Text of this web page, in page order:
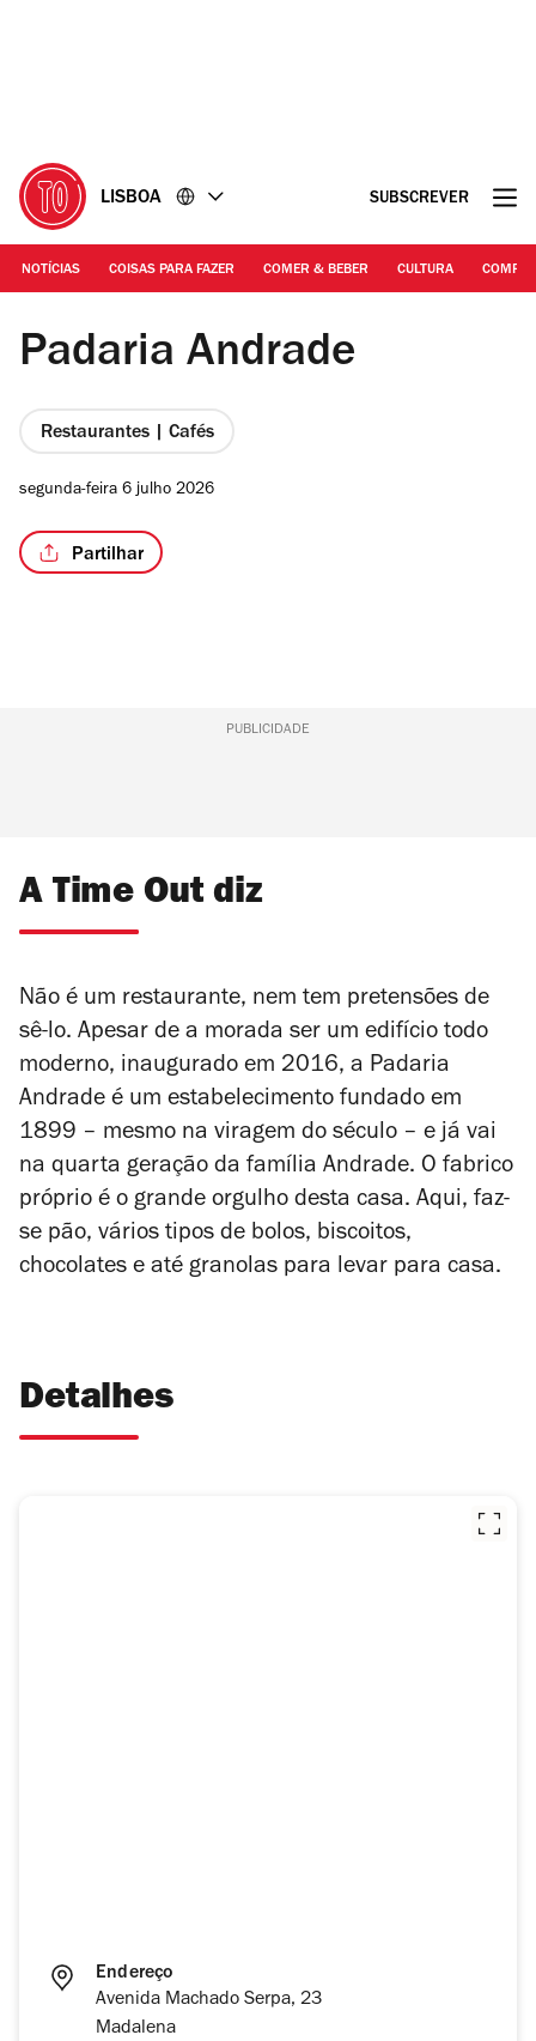
LISBOA SUBSCREVER
NOTÍCIAS COISAS PARA FAZER COMER & BEBER CULTURA
DR | Padaria Andrade
Padaria Andrade
Restaurantes | Cafés
segunda-feira 6 julho 2026
Partilhar
PUBLICIDADE
A Time Out diz
Não é um restaurante, nem tem pretensões de
sê-lo. Apesar de a morada ser um edifício todo
moderno, inaugurado em 2016, a Padaria
Andrade é um estabelecimento fundado em
1899 – mesmo na viragem do século – e já vai
na quarta geração da família Andrade. O fabrico
próprio é o grande orgulho desta casa. Aqui, faz-
se pão, vários tipos de bolos, biscoitos,
chocolates e até granolas para levar para casa.
Detalhes
Endereço
Avenida Machado Serpa, 23
Madalena